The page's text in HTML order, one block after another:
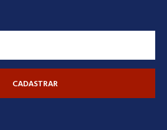
CADASTRAR